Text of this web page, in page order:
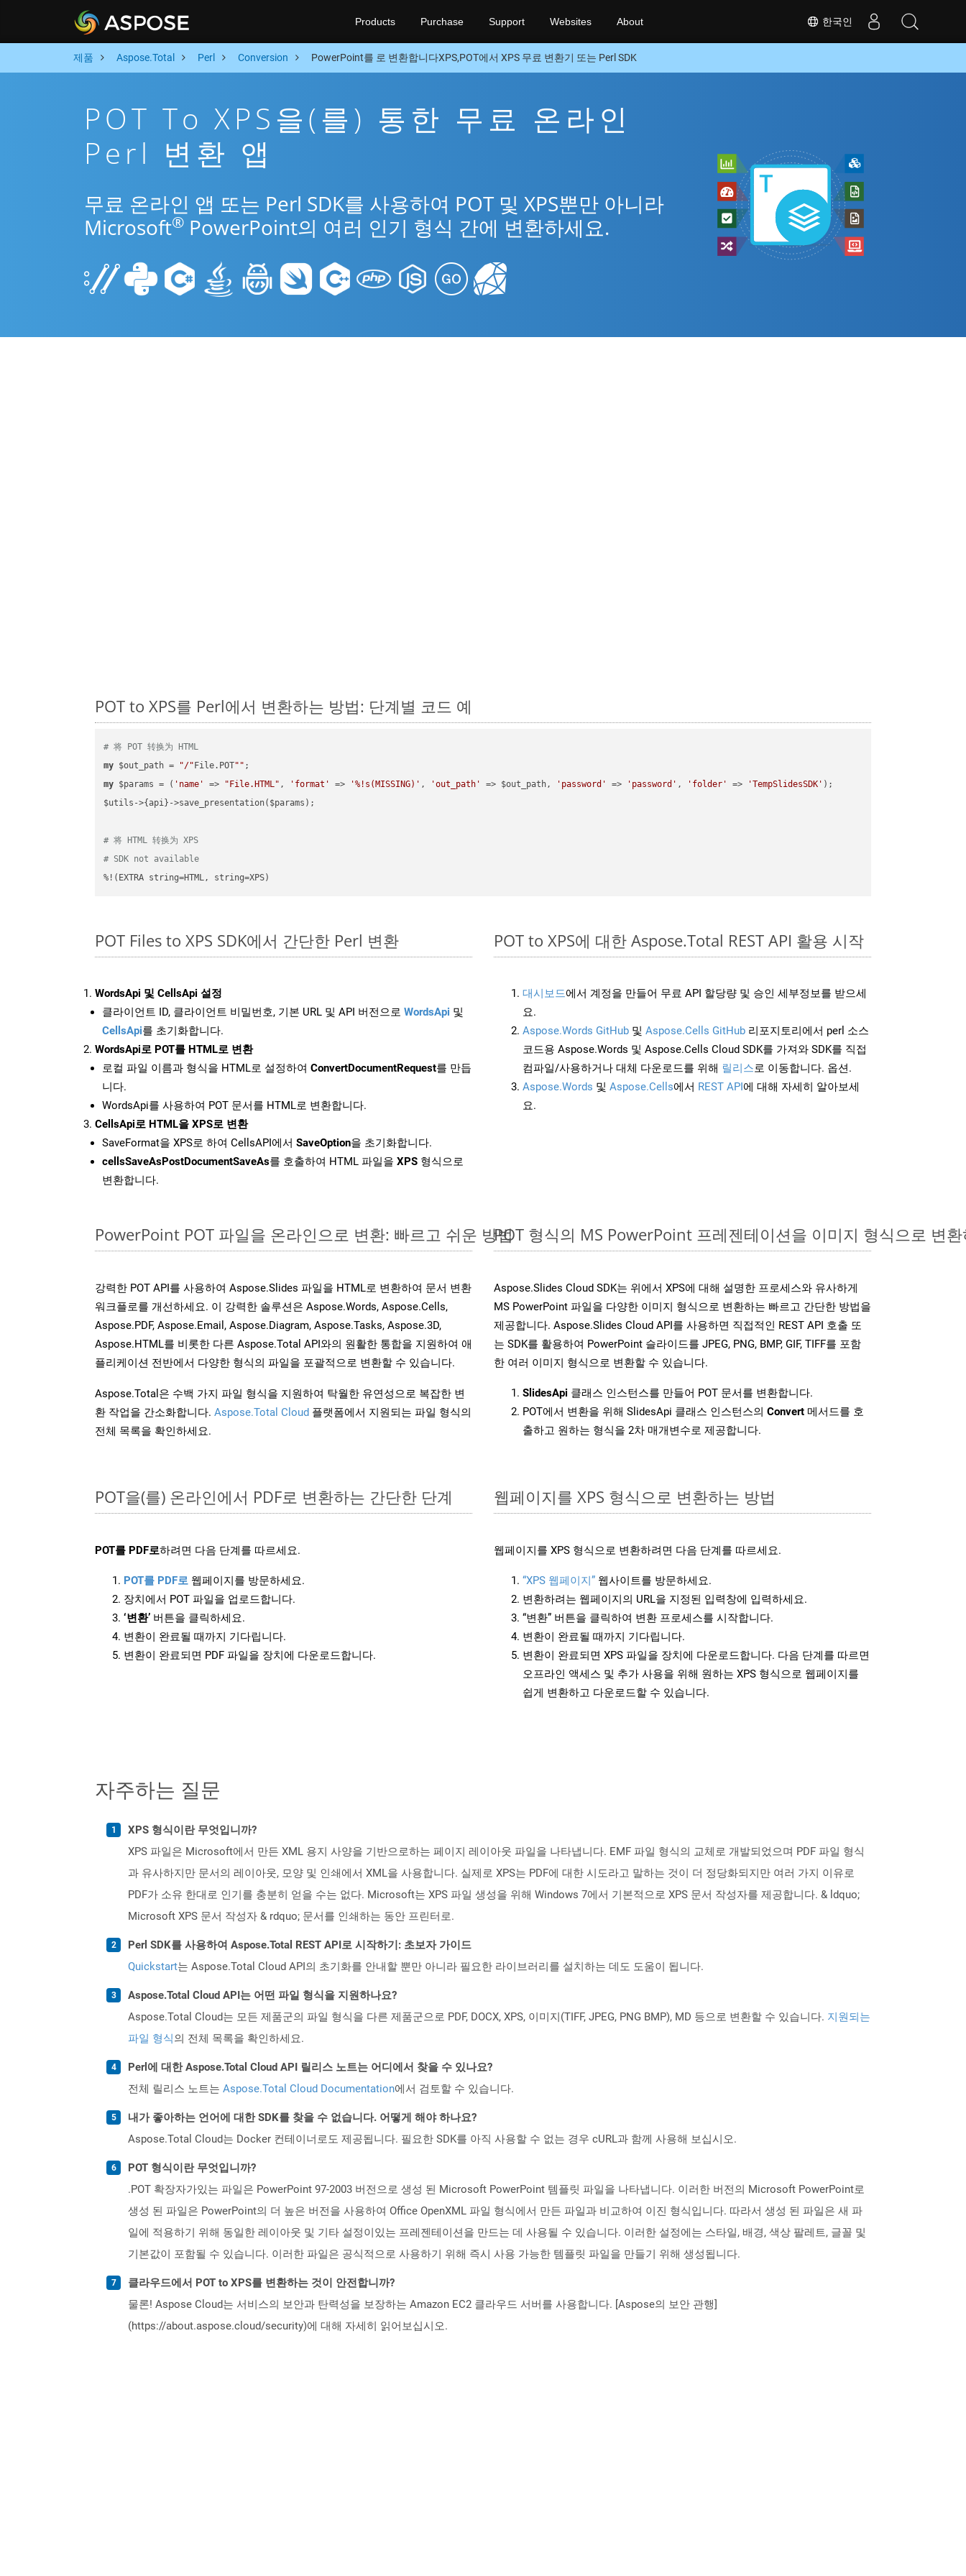
한국인
Products Purchase Support Websites About
제품 Aspose.Total Perl Conversion PowerPoint를 로 변환합니다XPS,POT에서 XPS 무료 변환기 또는 Perl SDK
POT To XPS을(를) 통한 무료 온라인
Perl 변환 앱
무료 온라인 앱 또는 Perl SDK를 사용하여 POT 및 XPS뿐만 아니라
Microsoft® PowerPoint의 여러 인기 형식 간에 변환하세요.
POT to XPS를 Perl에서 변환하는 방법: 단계별 코드 예
# 将 POT 转换为 HTML
my $out_path = "/" File.POT""
my $params = ( 'name' => "File.HTML" , 'format' => '%!s(MISSING)' , 'out_path' => $out_path, 'password' => 'password' , 'folder' => 'TempSlidesSDK' );
$utils->{api}->save_presentation($params);
# 将 HTML 转换为 XPS
# SDK not available
%!(EXTRA string=HTML, string=XPS)
POT Files to XPS SDK에서 간단한 Perl 변환
WordsApi 및 CellsApi 설정
클라이언트 ID, 클라이언트 비밀번호, 기본 URL 및 API 버전으로 WordsApi 및
CellsApi를 초기화합니다.
WordsApi로 POT를 HTML로 변환
로컬 파일 이름과 형식을 HTML로 설정하여 ConvertDocumentRequest를 만듭
니다.
WordsApi를 사용하여 POT 문서를 HTML로 변환합니다.
CellsApi로 HTML을 XPS로 변환
SaveFormat을 XPS로 하여 CellsAPI에서 SaveOption을 초기화합니다.
cellsSaveAsPostDocumentSaveAs를 호출하여 HTML 파일을 XPS 형식으로
변환합니다.
POT to XPS에 대한 Aspose.Total REST API 활용 시작
대시보드에서 계정을 만들어 무료 API 할당량 및 승인 세부정보를 받으세
요.
Aspose.Words GitHub 및 Aspose.Cells GitHub 리포지토리에서 perl 소스
코드용 Aspose.Words 및 Aspose.Cells Cloud SDK를 가져와 SDK를 직접
컴파일/사용하거나 대체 다운로드를 위해 릴리스로 이동합니다. 옵션.
Aspose.Words 및 Aspose.Cells에서 REST API에 대해 자세히 알아보세
요.
PowerPoint POT 파일을 온라인으로 변환: 빠르고 쉬운 방법
강력한 POT API를 사용하여 Aspose.Slides 파일을 HTML로 변환하여 문서 변환
워크플로를 개선하세요. 이 강력한 솔루션은 Aspose.Words, Aspose.Cells,
Aspose.PDF, Aspose.Email, Aspose.Diagram, Aspose.Tasks, Aspose.3D,
Aspose.HTML를 비롯한 다른 Aspose.Total API와의 원활한 통합을 지원하여 애
플리케이션 전반에서 다양한 형식의 파일을 포괄적으로 변환할 수 있습니다.
Aspose.Total은 수백 가지 파일 형식을 지원하여 탁월한 유연성으로 복잡한 변
환 작업을 간소화합니다. Aspose.Total Cloud 플랫폼에서 지원되는 파일 형식의
전체 목록을 확인하세요.
POT 형식의 MS PowerPoint 프레젠테이션을 이미지 형식으로 변
Aspose.Slides Cloud SDK는 위에서 XPS에 대해 설명한 프로세스와 유사하게
MS PowerPoint 파일을 다양한 이미지 형식으로 변환하는 빠르고 간단한 방법을
제공합니다. Aspose.Slides Cloud API를 사용하면 직접적인 REST API 호출 또
는 SDK를 활용하여 PowerPoint 슬라이드를 JPEG, PNG, BMP, GIF, TIFF를 포함
한 여러 이미지 형식으로 변환할 수 있습니다.
SlidesApi 클래스 인스턴스를 만들어 POT 문서를 변환합니다.
POT에서 변환을 위해 SlidesApi 클래스 인스턴스의 Convert 메서드를 호
출하고 원하는 형식을 2차 매개변수로 제공합니다.
POT을(를) 온라인에서 PDF로 변환하는 간단한 단계
POT를 PDF로하려면 다음 단계를 따르세요.
POT를 PDF로 웹페이지를 방문하세요.
장치에서 POT 파일을 업로드합니다.
‘변환’ 버튼을 클릭하세요.
변환이 완료될 때까지 기다립니다.
변환이 완료되면 PDF 파일을 장치에 다운로드합니다.
웹페이지를 XPS 형식으로 변환하는 방법
웹페이지를 XPS 형식으로 변환하려면 다음 단계를 따르세요.
“XPS 웹페이지” 웹사이트를 방문하세요.
변환하려는 웹페이지의 URL을 지정된 입력창에 입력하세요.
“변환” 버튼을 클릭하여 변환 프로세스를 시작합니다.
변환이 완료될 때까지 기다립니다.
변환이 완료되면 XPS 파일을 장치에 다운로드합니다. 다음 단계를 따르면
오프라인 액세스 및 추가 사용을 위해 원하는 XPS 형식으로 웹페이지를
쉽게 변환하고 다운로드할 수 있습니다.
자주하는 질문
XPS 형식이란 무엇입니까?
XPS 파일은 Microsoft에서 만든 XML 용지 사양을 기반으로하는 페이지 레이아웃 파일을 나타냅니다. EMF 파일 형식의 교체로 개발되었으며 PDF 파일 형식
과 유사하지만 문서의 레이아웃, 모양 및 인쇄에서 XML을 사용합니다. 실제로 XPS는 PDF에 대한 시도라고 말하는 것이 더 정당화되지만 여러 가지 이유로
PDF가 소유 한대로 인기를 충분히 얻을 수는 없다. Microsoft는 XPS 파일 생성을 위해 Windows 7에서 기본적으로 XPS 문서 작성자를 제공합니다. & ldquo;
Microsoft XPS 문서 작성자 & rdquo; 문서를 인쇄하는 동안 프린터로.
Perl SDK를 사용하여 Aspose.Total REST API로 시작하기: 초보자 가이드
Quickstart는 Aspose.Total Cloud API의 초기화를 안내할 뿐만 아니라 필요한 라이브러리를 설치하는 데도 도움이 됩니다.
Aspose.Total Cloud API는 어떤 파일 형식을 지원하나요?
Aspose.Total Cloud는 모든 제품군의 파일 형식을 다른 제품군으로 PDF, DOCX, XPS, 이미지(TIFF, JPEG, PNG BMP), MD 등으로 변환할 수 있습니다. 지원되는
파일 형식의 전체 목록을 확인하세요.
Perl에 대한 Aspose.Total Cloud API 릴리스 노트는 어디에서 찾을 수 있나요?
전체 릴리스 노트는 Aspose.Total Cloud Documentation에서 검토할 수 있습니다.
내가 좋아하는 언어에 대한 SDK를 찾을 수 없습니다. 어떻게 해야 하나요?
Aspose.Total Cloud는 Docker 컨테이너로도 제공됩니다. 필요한 SDK를 아직 사용할 수 없는 경우 cURL과 함께 사용해 보십시오.
POT 형식이란 무엇입니까?
.POT 확장자가있는 파일은 PowerPoint 97-2003 버전으로 생성 된 Microsoft PowerPoint 템플릿 파일을 나타냅니다. 이러한 버전의 Microsoft PowerPoint로
생성 된 파일은 PowerPoint의 더 높은 버전을 사용하여 Office OpenXML 파일 형식에서 만든 파일과 비교하여 이진 형식입니다. 따라서 생성 된 파일은 새 파
일에 적용하기 위해 동일한 레이아웃 및 기타 설정이있는 프레젠테이션을 만드는 데 사용될 수 있습니다. 이러한 설정에는 스타일, 배경, 색상 팔레트, 글꼴 및
기본값이 포함될 수 있습니다. 이러한 파일은 공식적으로 사용하기 위해 즉시 사용 가능한 템플릿 파일을 만들기 위해 생성됩니다.
클라우드에서 POT to XPS를 변환하는 것이 안전합니까?
물론! Aspose Cloud는 서비스의 보안과 탄력성을 보장하는 Amazon EC2 클라우드 서버를 사용합니다. [Aspose의 보안 관행]
(https://about.aspose.cloud/security)에 대해 자세히 읽어보십시오.